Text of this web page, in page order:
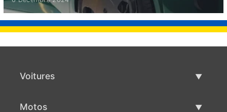
Voitures
Motos